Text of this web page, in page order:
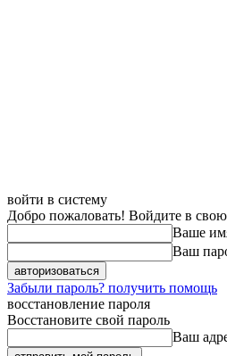
войти в систему
Добро пожаловать! Войдите в
Ваше
Ваш
Забыли пароль? получить помощь
восстановление пароля
Восстановите свой пароль
Ваш